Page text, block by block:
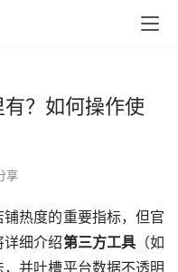
？如何操作使
享
热度的重要指标，但官
细介绍第三方工具（如
并吐槽平台数据不透明